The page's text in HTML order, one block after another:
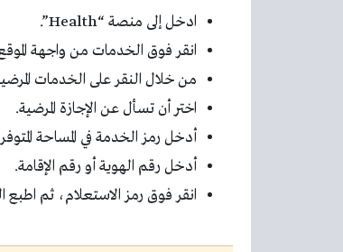
ادخل إلى منصة “Health”.
انقر فوق الخدمات من واجهة
من خلال النقر على الخدمات
اختر أن تسأل عن الإجازة المرضية.
أدخل رمز الخدمة في المساحة
أدخل رقم الهوية أو رقم الإقامة.
انقر فوق رمز الاستعلام، ثم اطبع